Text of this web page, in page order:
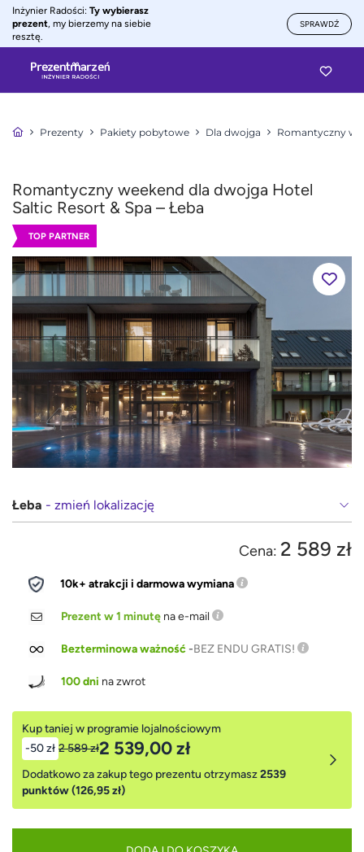
Inżynier Radości: Ty wybierasz
prezent, my bierzemy na siebie
resztę.
SPRAWDŹ
Prezenty Pakiety pobytowe Dla dwojga Romantyczny
Romantyczny weekend dla dwojga Hotel
Saltic Resort & Spa – Łeba
TOP PARTNER
Łeba - zmień lokalizację
Cena: 2 589 zł
10k+ atrakcji i darmowa wymiana
Prezent w 1 minutę na e-mail
Bezterminowa ważność-BEZ ENDU GRATIS!
100 dni na zwrot
Kup taniej w programie lojalnościowym
-50 zł 2 589 zł2 539,00 zł
Dodatkowo za zakup tego prezentu otrzymasz2539
punktów (126,95 zł)